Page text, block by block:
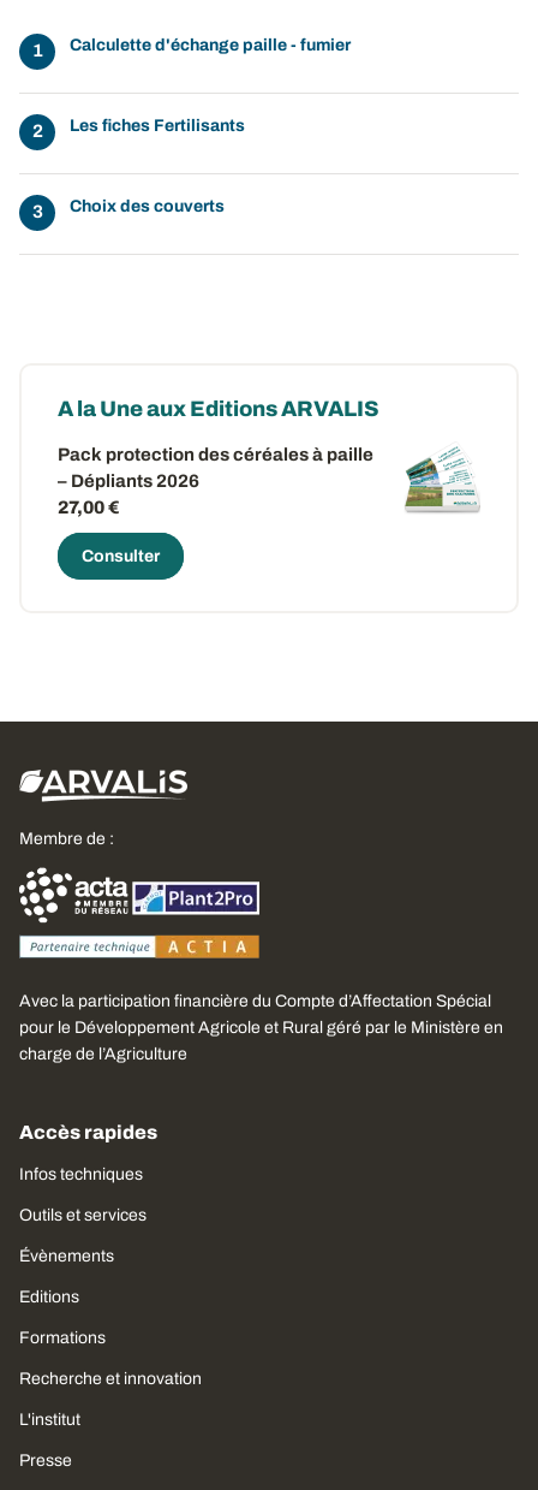
Calculette d'échange paille - fumier
Les fiches Fertilisants
Choix des couverts
A la Une aux Editions ARVALIS
Pack protection des céréales à paille
– Dépliants 2026
27,00 €
Consulter
Membre de :
Avec la participation financière du Compte d’Affectation Spécial
pour le Développement Agricole et Rural géré par le Ministère en
charge de l’Agriculture
Accès rapides
Infos techniques
Outils et services
Évènements
Editions
Formations
Recherche et innovation
L'institut
Presse